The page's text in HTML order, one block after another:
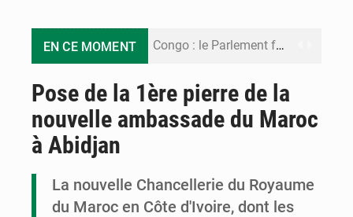
EN CE MOMENT Congo : le Parlement formule 28 recommandations sur le Cadre budgétaire 2027-2029
Congo : la Grande foire agricole pour renforcer la souveraineté alimentaire
Le Congo se dote d’un programme national pour valoriser les produits forestiers non ligneux
Pose de la 1ère pierre de la
nouvelle ambassade du Maroc
à Abidjan
La nouvelle Chancellerie du Royaume
du Maroc en Côte d'Ivoire, dont les